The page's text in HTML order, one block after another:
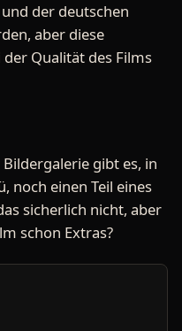
der deutschen
aber diese
Qualität des Films
gibt es, in
noch einen Teil eines
sicherlich nicht, aber
schon Extras?